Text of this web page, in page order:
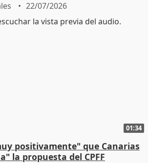
22/07/2026
01:34
positivamente" que Canarias
la propuesta del CPFF